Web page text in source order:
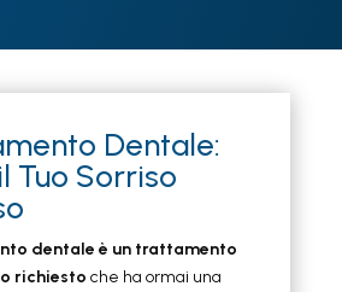
Dentale:
Tuo Sorriso
dentale è un trattamento
richiesto che ha ormai una